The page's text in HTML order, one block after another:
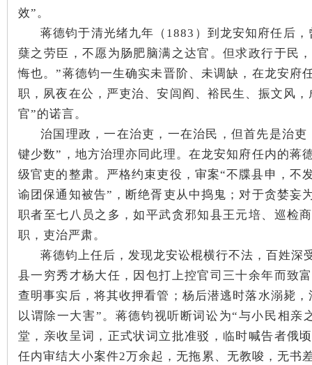
效”。
蒋德钧于清光绪九年（1883）到龙安知府任后
蘖之劳臣，不愿为肠肥脑满之达官。但求政行于民
悔也。”蒋德钧一生确实未晋阶、未调缺，在龙安府
职，夙夜在公，严吏治、安闾阎、裕民生、振文风
官”的诺言。
治国理政，一在治吏，一在治民，但首先是治
键少数”，地方治理亦同此理。在龙安知府任内的蒋
级官吏的整肃。严格约束吏役，审案“不牒县申，不
谕团保通知被告”，断绝胥吏从中捣鬼；对于贪婪妄
职者至七八员之多，如平武贪邪知县王元培、巡检
职，吏治严肃。
蒋德钧上任后，发现龙安讼棍横行不法，百姓深
县一穷秀才杨大任，因包打上控官司三十余年而致
查明事实后，将其收押看管；杨后潜逃时落水溺毙
以谓除一大害”。蒋德钧视听断词讼为“与小民相亲
堂，亲收呈词，正式状词立批准驳，临时喊告者俄
任内审结大小案件2万余起，无拖累、无教唆，无书